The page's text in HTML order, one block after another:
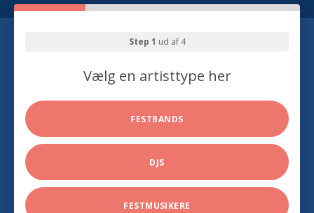
Step 1 ud af 4
Vælg en artisttype her
FESTBANDS
DJS
FESTMUSIKERE